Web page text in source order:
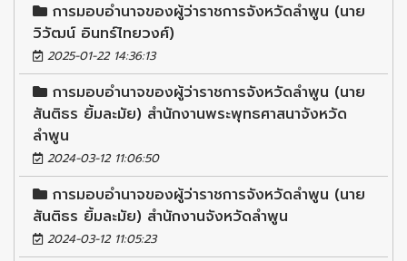
การมอบอำนาจของผู้ว่าราชการจังหวัดลำพูน (นาย
วิวัฒน์ อินทร์ไทยวงศ์)
2025-01-22 14:36:13
การมอบอำนาจของผู้ว่าราชการจังหวัดลำพูน (นาย
สันติธร ยิ้มละมัย) สำนักงานพระพุทธศาสนาจังหวัด
ลำพูน
2024-03-12 11:06:50
การมอบอำนาจของผู้ว่าราชการจังหวัดลำพูน (นาย
สันติธร ยิ้มละมัย) สำนักงานจังหวัดลำพูน
2024-03-12 11:05:23